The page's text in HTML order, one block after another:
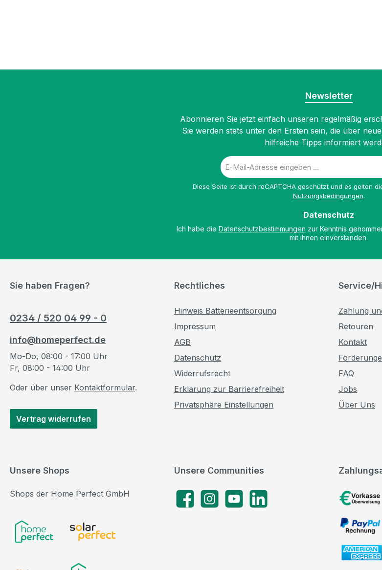
Newsletter
Abonnieren Sie jetzt einfach unseren regelmäßig
Sie werden stets unter den Ersten sein, die über
hilfreiche Tipps informiert
E-
Mail-
Diese Seite ist durch reCAPTCHA geschützt und es gelten
Nutzungsbedingungen.
Datenschutz
Ich habe die Datenschutzbestimmungen zur Kenntnis
mit ihnen einverstanden.
Sie haben Fragen?
0234 / 520 04 99 - 0
info@homeperfect.de
Mo-Do, 08:00 - 17:00 Uhr
Fr, 08:00 - 14:00 Uhr
Oder über unser Kontaktformular.
Vertrag widerrufen
Rechtliches
Hinweis Batterieentsorgung
Impressum
AGB
Datenschutz
Widerrufsrecht
Erklärung zur Barrierefreiheit
Privatsphäre Einstellungen
Service/
Zahlung
Retouren
Kontakt
FAQ
Jobs
Über Uns
Vorkasse,
PayPal
Unsere Communities
FacebookInstagramYouTubeLinkedIn
Unsere Shops
Shops der Home Perfect GmbH